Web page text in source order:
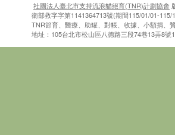
社團法人臺北市支持流浪貓絕育(TNR)計劃協會
衛部救字字第1141364713號(期間115/01/01-115/
TNR節育、醫療、助罐、對帳、收據、小額捐、
地址：105台北市松山區八德路三段74巷13弄8號